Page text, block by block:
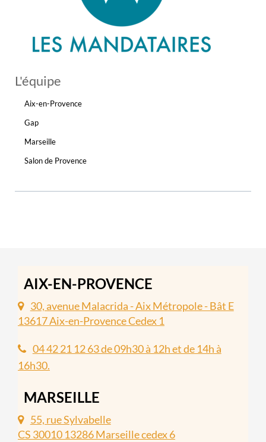
L'équipe
Aix-en-Provence
Gap
Marseille
Salon de Provence
AIX-EN-PROVENCE
30, avenue Malacrida - Aix Métropole - Bât E
13617 Aix-en-Provence Cedex 1
04 42 21 12 63 de 09h30 à 12h et de 14h à
16h30.
MARSEILLE
55, rue Sylvabelle
CS 30010 13286 Marseille cedex 6